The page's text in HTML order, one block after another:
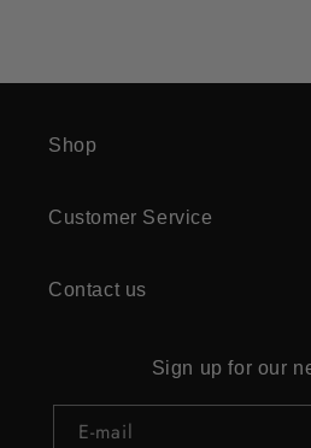
Shop
Customer Service
Contact us
Sign up for our
E‑mail